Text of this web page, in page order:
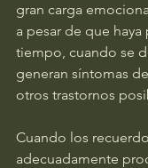
gran carga
a pesar de que
tiempo, cuando se
generan síntomas de
otros trastornos
Cuando los
adecuadamente